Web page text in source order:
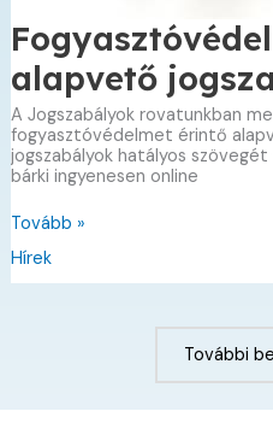
alapvető
A Jogszabályok rovatunkban
fogyasztóvédelmet érintő
jogszabályok hatályos
bárki ingyenesen online
Fogyasztóvédelmet
alapvető
jogszabályok
Tovább »
Hírek
További